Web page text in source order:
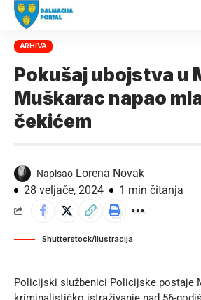
ARHIVA
Pokušaj ubojstva u
Muškarac napao
čekićem
Napisao Lorena Novak
28 veljače, 2024
1 min čitanja
Shutterstock/ilustracija
Policijski službenici Policijske postaje